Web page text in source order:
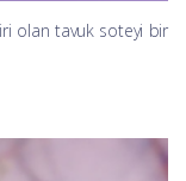
olan tavuk soteyi bir